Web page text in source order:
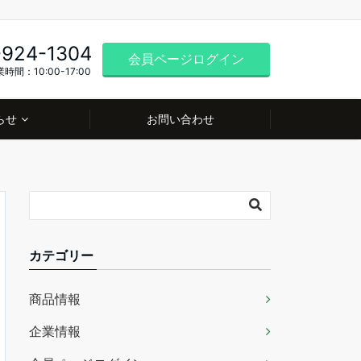
1304
時間：10:00-17:00
会員ページログイン
せ お問い合わせ
カテゴリー
商品情報
企業情報